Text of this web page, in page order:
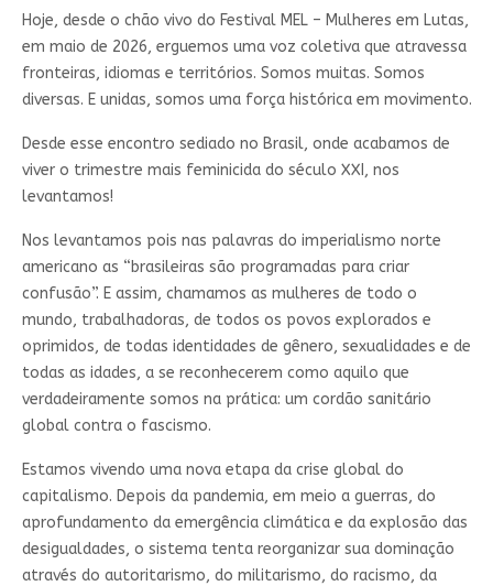
Hoje, desde o chão vivo do Festival MEL – Mulheres em Lutas,
em maio de 2026, erguemos uma voz coletiva que atravessa
fronteiras, idiomas e territórios. Somos muitas. Somos
diversas. E unidas, somos uma força histórica em movimento.
Desde esse encontro sediado no Brasil, onde acabamos de
viver o trimestre mais feminicida do século XXI, nos
levantamos!
Nos levantamos pois nas palavras do imperialismo norte
americano as “brasileiras são programadas para criar
confusão”. E assim, chamamos as mulheres de todo o
mundo, trabalhadoras, de todos os povos explorados e
oprimidos, de todas identidades de gênero, sexualidades e de
todas as idades, a se reconhecerem como aquilo que
verdadeiramente somos na prática: um cordão sanitário
global contra o fascismo.
Estamos vivendo uma nova etapa da crise global do
capitalismo. Depois da pandemia, em meio a guerras, do
aprofundamento da emergência climática e da explosão das
desigualdades, o sistema tenta reorganizar sua dominação
através do autoritarismo, do militarismo, do racismo, da